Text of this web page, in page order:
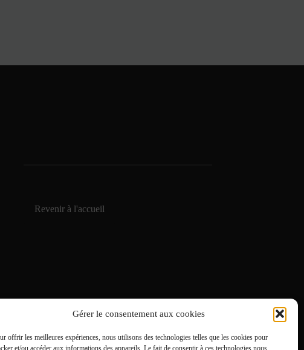
Gérer le consentement aux cookies
offrir les meilleures expériences, nous utilisons des technologies telles que les cookies pour
et/ou accéder aux informations des appareils. Le fait de consentir à ces technologies nous
Revenir à l'accueil